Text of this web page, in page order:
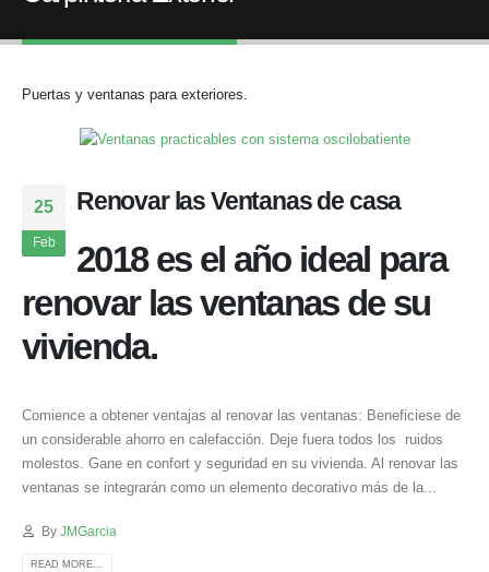
Puertas y ventanas para exteriores.
25
Feb
Renovar las Ventanas de casa
2018 es el año ideal para
renovar las ventanas de su
vivienda.
Comience a obtener ventajas al renovar las ventanas: Beneficiese de
un considerable ahorro en calefacción. Deje fuera todos los ruidos
molestos. Gane en confort y seguridad en su vivienda. Al renovar las
ventanas se integrarán como un elemento decorativo más de la...
By JMGarcia
READ MORE...